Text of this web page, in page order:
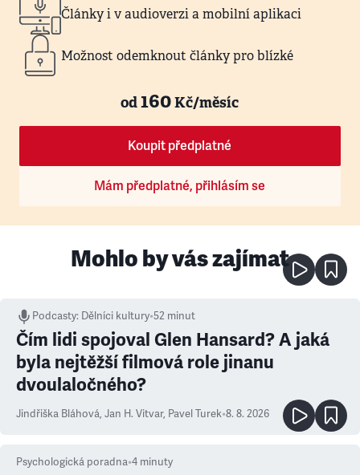
Články i v audioverzi a mobilní aplikaci
Možnost odemknout články pro blízké
od160Kč/měsíc
Koupit předplatné
Mám předplatné, přihlásím se
Mohlo by vás zajímat
Podcasty: Dělníci kultury•52 minut
Čím lidi spojoval Glen Hansard? A jaká
byla nejtěžší filmová role jinanu
dvoulaločného?
Jindřiška Bláhová, Jan H. Vitvar, Pavel Turek•8. 8. 2026
Psychologická poradna•4 minuty